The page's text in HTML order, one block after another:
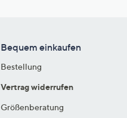
Bequem einkaufen
Bestellung
Vertrag widerrufen
Größenberatung